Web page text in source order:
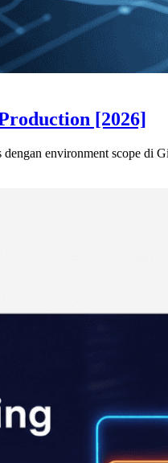
[2026]
environment scope